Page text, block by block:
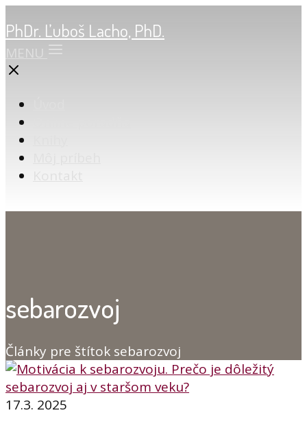
PhDr. Ľuboš Lacho, PhD.
MENU
sebarozvoj
Články pre štítok sebarozvoj
17.3. 2025